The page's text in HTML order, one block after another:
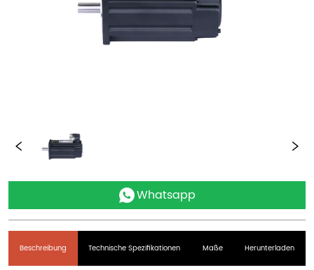
Whatsapp
Beschreibung Technische Spezifikationen Maße Herunterladen